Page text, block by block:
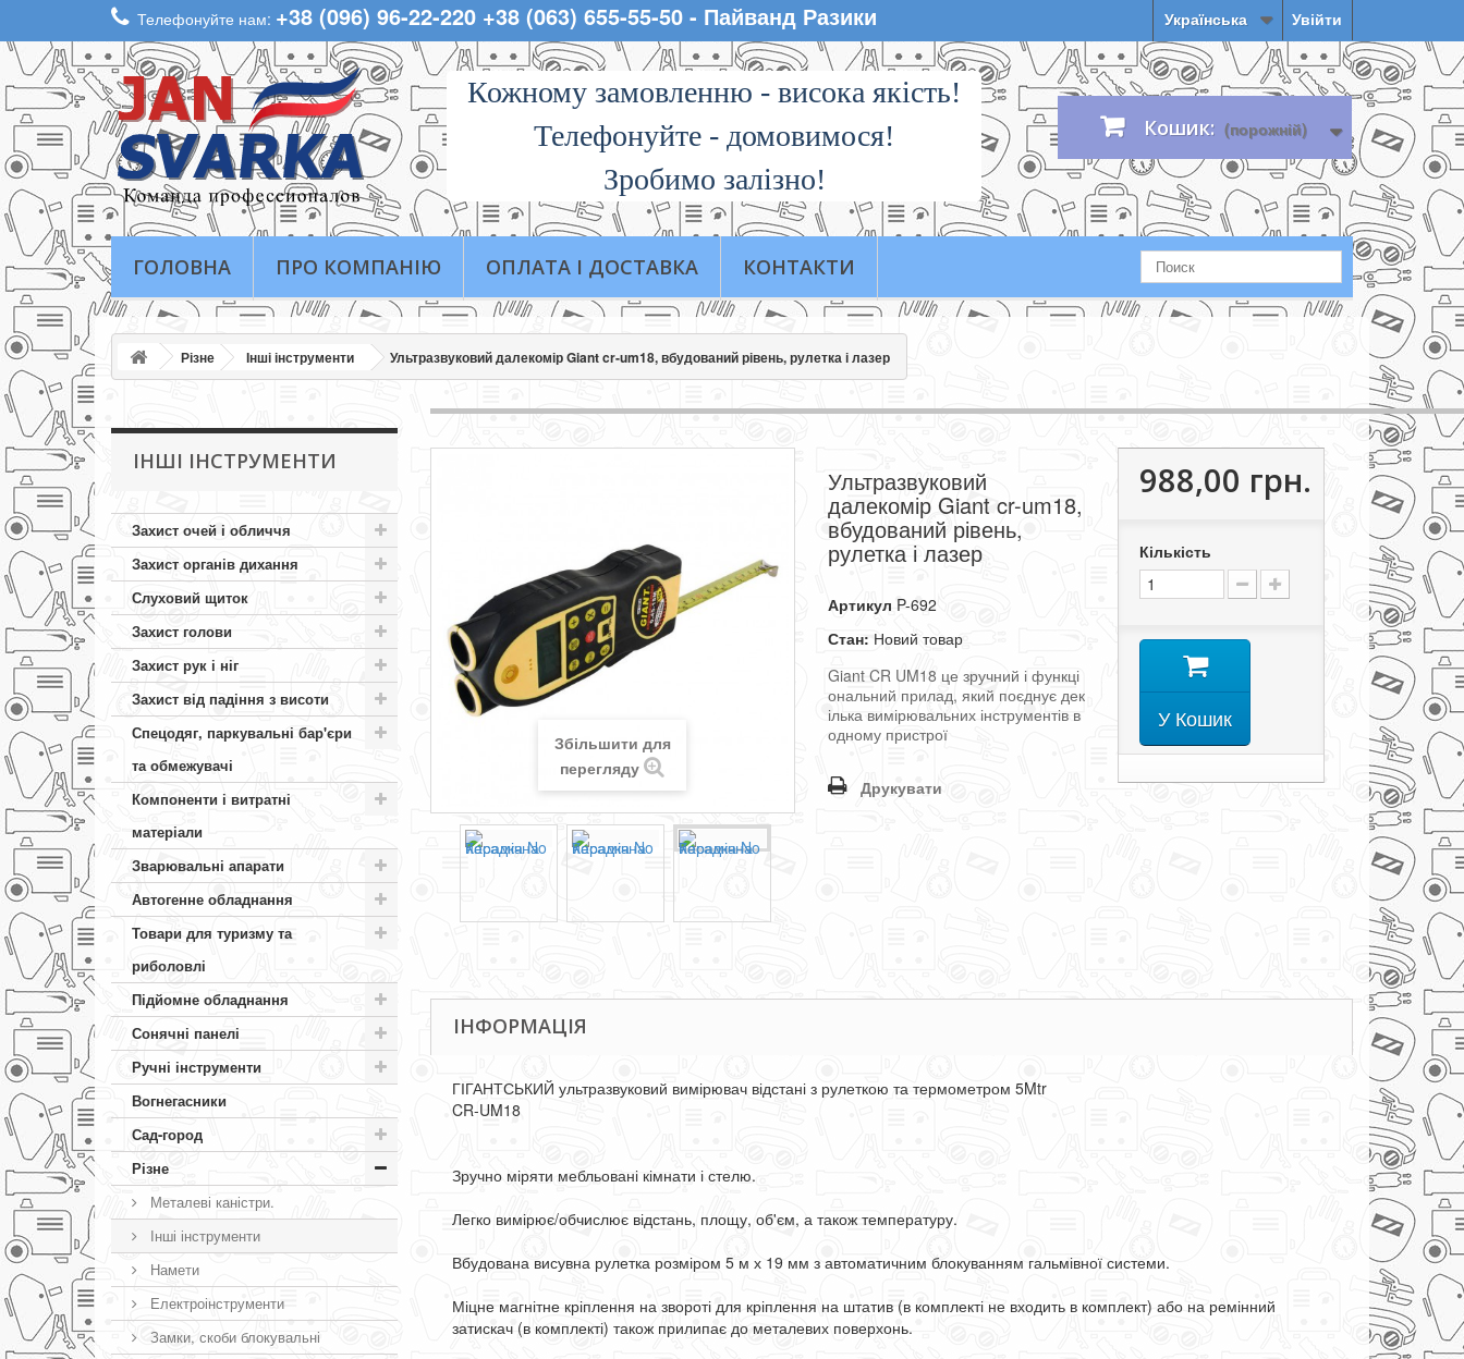
Увійти
Українська
Телефонуйте нам: +38 (096) 96-22-220 +38 (063) 655-55-50 - Пайванд Разики
Кожному замовленню - висока якiсть!
Телефонуйте - домовимося!
Зробимо залізно!
Кошик: (порожній)
ГОЛОВНА ПРО КОМПАНІЮ ОПЛАТА І ДОСТАВКА КОНТАКТИ
Різне Інші інструменти Ультразвуковий далекомір Giant cr-um18, вбудований рівень, рулетка і лазер
ІНШІ ІНСТРУМЕНТИ
Захист очей і обличчя
Захист органів дихання
Слуховий щиток
Захист голови
Захист рук і ніг
Захист від падіння з висоти
Спецодяг, паркувальні бар'єри
та обмежувачі
Компоненти і витратні
матеріали
Зварювальні апарати
Автогенне обладнання
Товари для туризму та
риболовлі
Підйомне обладнання
Сонячні панелі
Ручні інструменти
Вогнегасники
Сад-город
Різне
Металеві каністри.
Інші інструменти
Намети
Електроінструменти
Замки, скоби блокувальні
Збільшити для
перегляду
Ультразвуковий
далекомір Giant cr-um18,
вбудований рівень,
рулетка і лазер
Артикул P-692
Стан: Новий товар
Giant CR UM18 це зручний і функці
ональний прилад,який поєднує дек
ілька вимірювальних інструментів в
одному пристрої
Друкувати
988,00 грн.
Кількість
У Кошик
ІНФОРМАЦІЯ
ГІГАНТСЬКИЙ ультразвуковий вимірювач відстані з рулеткою та термометром 5Mtr
CR-UM18
Зручно міряти мебльовані кімнати і стелю.
Легко вимірює/обчислює відстань, площу, об'єм, а також температуру.
Вбудована висувна рулетка розміром 5 м х 19 мм з автоматичним блокуванням гальмівної системи.
Міцне магнітне кріплення на звороті для кріплення на штатив (в комплекті не входить в комплект) або на ремінний
затискач (в комплекті) також прилипає до металевих поверхонь.